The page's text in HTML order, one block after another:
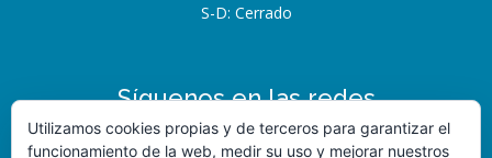
S-D: Cerrado
Síguenos en las redes
Utilizamos cookies propias y de terceros para garantizar el
funcionamiento de la web, medir su uso y mejorar nuestros